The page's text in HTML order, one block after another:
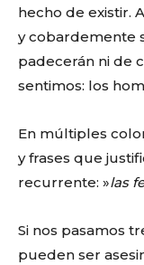
hecho de existir.
y cobardemente
padecerán ni de
sentimos: los
En múltiples
y frases que
recurrente: »las
Si nos pasamos
pueden ser